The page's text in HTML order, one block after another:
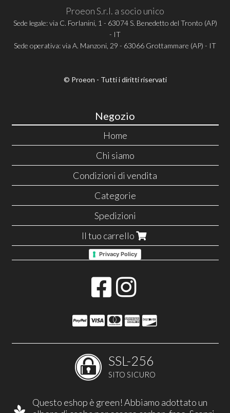
Proeon S.r.l. a socio unico
Sede legale: via C. Forlanini, 1 - 63074 S. Benedetto del Tronto (AP)
- IT
Sede operativa: via A. Manzoni, 29 - 63066 Grottammare (AP) - IT
© Proeon - Tutti i diritti riservati
Negozio
Home
Chi siamo
Condizioni di vendita
Categorie
Spedizioni
Il tuo carrello
Privacy Policy
SSL-256
SITO SICURO
Questo eshop è green! Abbiamo adottato un